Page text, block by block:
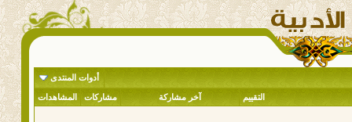
أدوات المنتدى
التقييم آخر مشاركة مشاركات المشاهدات